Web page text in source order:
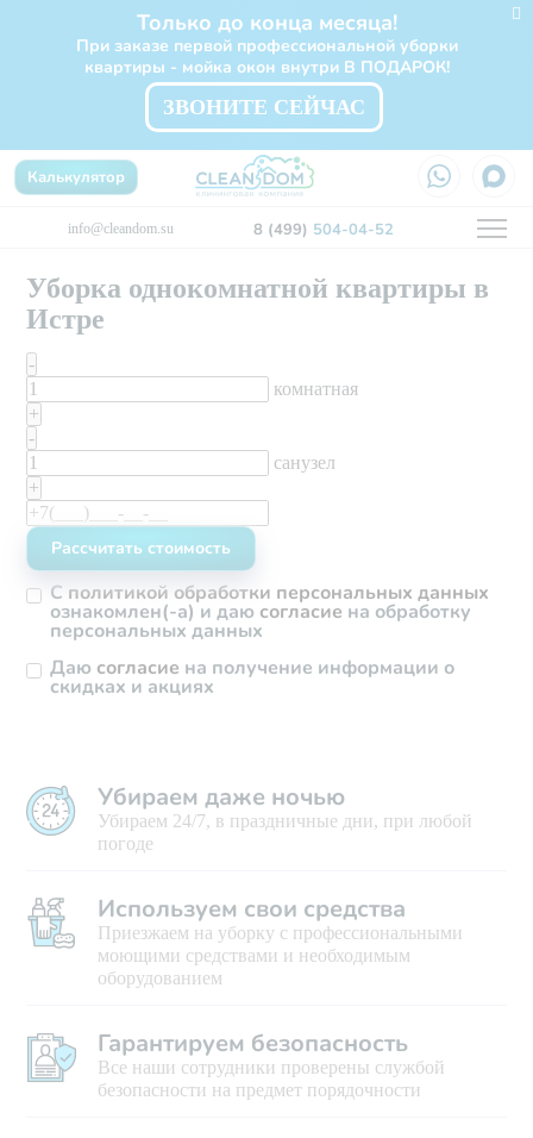
Только до конца месяца!
При заказе первой профессиональной уборки
квартиры - мойка окон внутри В ПОДАРОК!
ЗВОНИТЕ СЕЙЧАС
info@cleandom.su 8 (499) 504-04-52
Калькулятор
Уборка однокомнатной квартиры в
Истре
-
комнатная
+
-
санузел
+
С политикой обработки персональных данных
ознакомлен(-а) и даю согласие на обработку
персональных данных
Даю согласие на получение информации о
скидках и акциях
Убираем даже ночью
Убираем 24/7, в праздничные дни, при любой
погоде
Используем свои средства
Приезжаем на уборку с профессиональными
моющими средствами и необходимым
оборудованием
Гарантируем безопасность
Все наши сотрудники проверены службой
безопасности на предмет порядочности